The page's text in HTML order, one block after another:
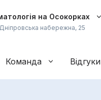
на Осокорках
набережна, 25
Команда Відгуки